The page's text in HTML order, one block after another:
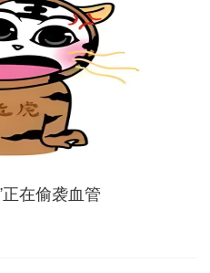
在偷袭血管